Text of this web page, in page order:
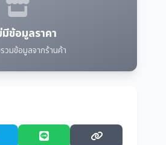
ข้อมูลราคา
วมข้อมูลจากร้านค้า